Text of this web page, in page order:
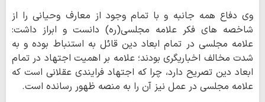
وی دفاع همه جانبه و با تمام وجود از معارف وحیانی را از
شاخصه های فکر علامه مجلسی(ره) دانست و ابراز داشت:
علامه مجلسی در تمام ابعاد دین قائل به استنباط بوده و به
شدت مخالف اخباریگری بودند؛ علامه بر اهمیت اجتهاد در تمام
ابعاد دین تصریح دارد، چرا که اجتهاد فرایندی عقلانی است که
علامه مجلسی در عمل نیز آن را به منصه ظهور رسانده است.